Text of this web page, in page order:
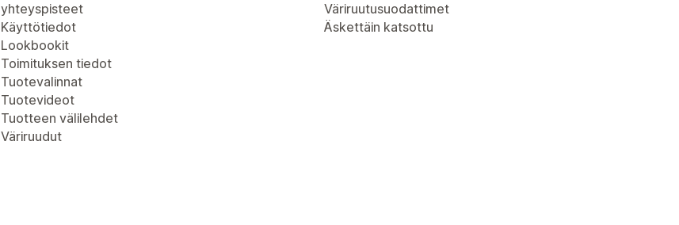
yhteyspisteet
Käyttötiedot
Lookbookit
Toimituksen tiedot
Tuotevalinnat
Tuotevideot
Tuotteen välilehdet
Väriruudut
Väriruutusuodattimet
Äskettäin katsottu